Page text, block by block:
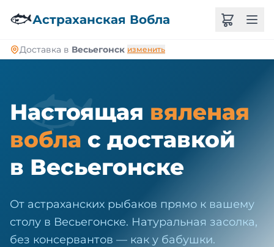
🐟Астраханская Вобла
Доставка в Весьегонск изменить
🐟
Настоящая вяленая
вобла с доставкой
в Весьегонске
От астраханских рыбаков прямо к вашему
столу в Весьегонске. Натуральная засолка,
без консервантов — как у бабушки.